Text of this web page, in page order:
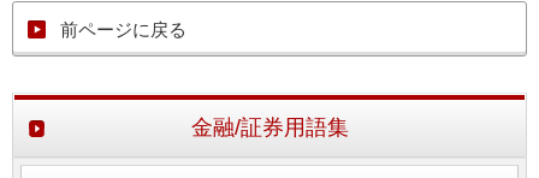
前ページに戻る
金融/証券用語集